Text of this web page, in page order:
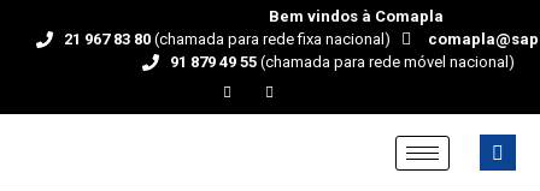
Bem vindos à Comapla
21 967 83 80(chamada para rede fixa nacional)
91 879 49 55(chamada para rede móvel nacional)